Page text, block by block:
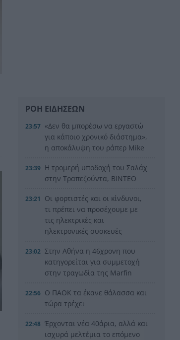
ΡΟΗ ΕΙΔΗΣΕΩΝ
23:57 «Δεν θα μπορέσω να εργαστώ
για κάποιο χρονικό διάστημα»,
η αποκάλυψη του ράπερ Mike
23:39 Η τρομερή υποδοχή του Σαλάχ
στην Τραπεζούντα, ΒΙΝΤΕΟ
23:21
Οι φορτιστές και οι κίνδυνοι,
τι πρέπει να προσέχουμε με
τις ηλεκτρικές και
ηλεκτρονικές συσκευές
23:02 Στην Αθήνα η 46χρονη που
κατηγορείται για συμμετοχή
στην τραγωδία της Marfin
22:56 Ο ΠΑΟΚ τα έκανε θάλασσα και
τώρα τρέχει
22:48 Έρχονται νέα 40άρια, αλλά και
ισχυρά μελτέμια το επόμενο